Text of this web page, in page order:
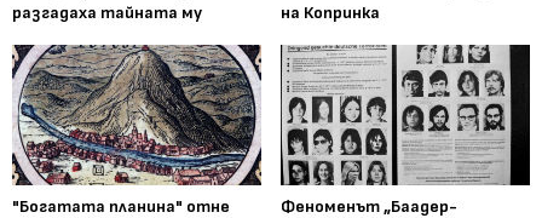
разгадаха тайната му
на Копринка
"Богатата планина" отне
Феноменът „Баадер-